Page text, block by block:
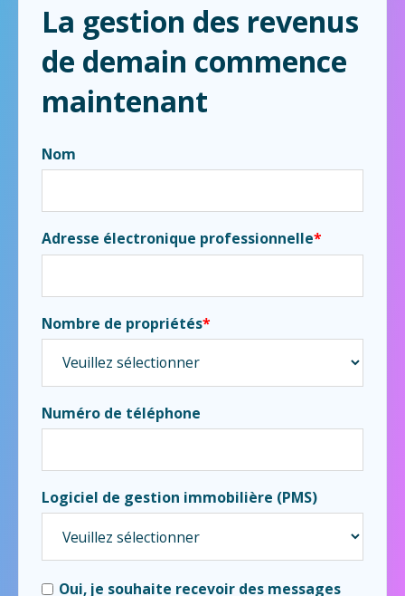
La gestion des revenus
de demain commence
maintenant
Nom
Adresse électronique professionnelle*
Nombre de propriétés*
Numéro de téléphone
Logiciel de gestion immobilière (PMS)
Oui, je souhaite recevoir des messages